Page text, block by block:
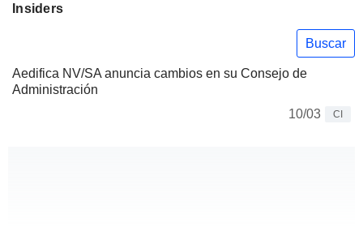
Insiders
Buscar
Aedifica NV/SA anuncia cambios en su Consejo de
Administración
10/03
CI